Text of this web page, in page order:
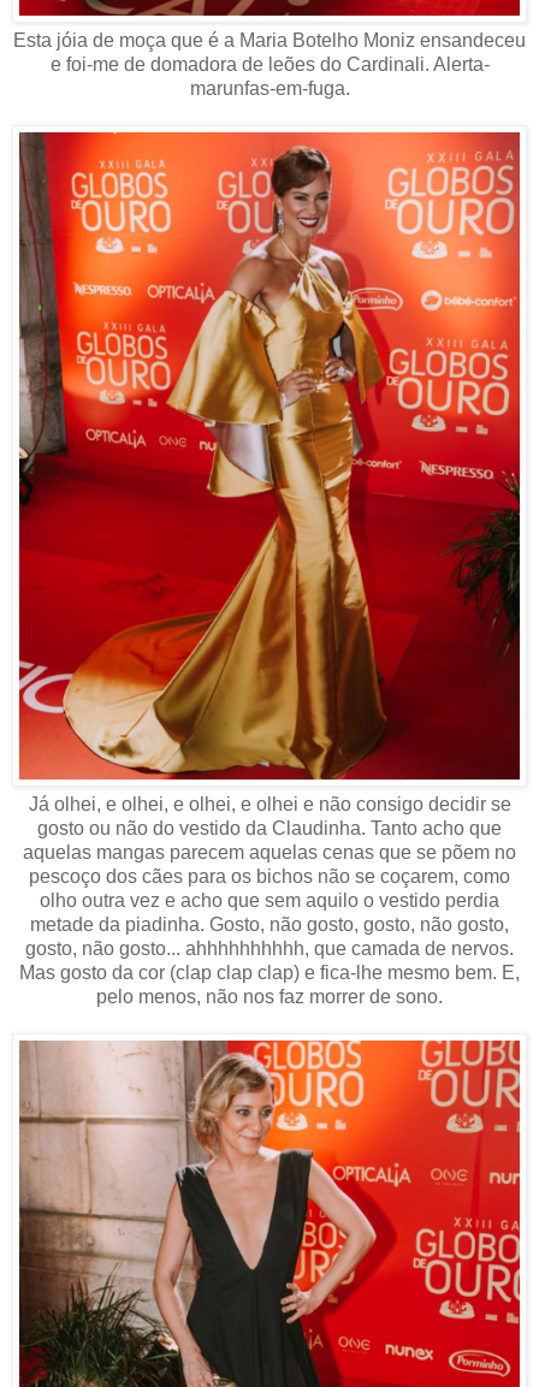
Esta jóia de moça que é a Maria Botelho Moniz ensandeceu
e foi-me de domadora de leões do Cardinali. Alerta-
marunfas-em-fuga.
Já olhei, e olhei, e olhei, e olhei e não consigo decidir se
gosto ou não do vestido da Claudinha. Tanto acho que
aquelas mangas parecem aquelas cenas que se põem no
pescoço dos cães para os bichos não se coçarem, como
olho outra vez e acho que sem aquilo o vestido perdia
metade da piadinha. Gosto, não gosto, gosto, não gosto,
gosto, não gosto... ahhhhhhhhhh, que camada de nervos.
Mas gosto da cor (clap clap clap) e fica-lhe mesmo bem. E,
pelo menos, não nos faz morrer de sono.